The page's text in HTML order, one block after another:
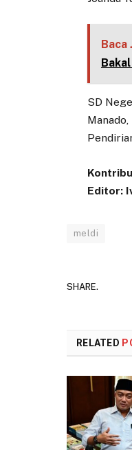
Baca
SD
Editor:
meldi
SHARE.
RELATED